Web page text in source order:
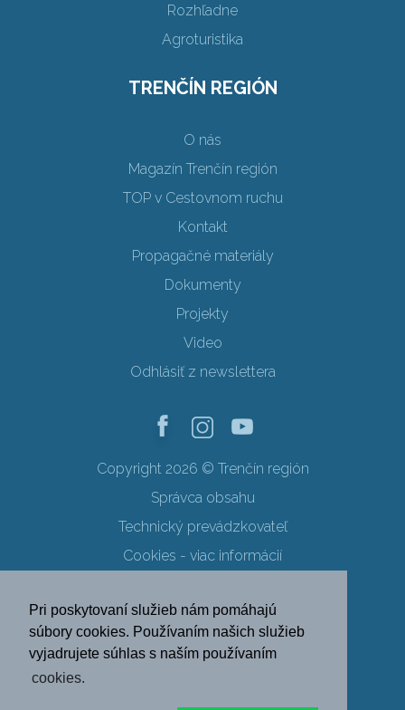
Pri poskytovaní služieb nám pomáhajú
súbory cookies. Používaním našich služieb
vyjadrujete súhlas s naším používaním
cookies.
Rozhľadne
Agroturistika
TRENČÍN REGIÓN
O nás
Magazín Trenčín región
TOP v Cestovnom ruchu
Kontakt
Propagačné materiály
Dokumenty
Projekty
Video
Odhlásiť z newslettera
Copyright 2026 © Trenčín región
Správca obsahu
Technický prevádzkovateľ
Cookies - viac informácií
Ochrana osobných údajov
SK EN DE
PL